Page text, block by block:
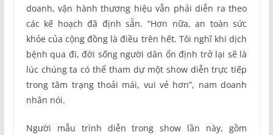
doanh, vận hành thương hiệu vẫn phải diễn ra theo
các kế hoạch đã định sẵn. “Hơn nữa, an toàn sức
khỏe của cộng đồng là điều trên hết. Tôi nghĩ khi dịch
bệnh qua đi, đời sống người dân ổn định trở lại sẽ là
lúc chúng ta có thể tham dự một show diễn trực tiếp
trong tâm trạng thoải mái, vui vẻ hơn”, nam doanh
nhân nói.
Người mẫu trình diễn trong show lần này, gồm